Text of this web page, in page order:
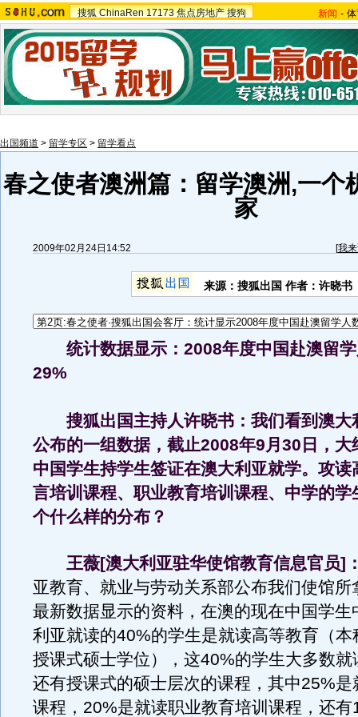
搜狐 ChinaRen 17173 焦点房地产 搜狗 新闻 -
出国频道 > 留学专区 > 留学看点
春之使者澳洲篇：留学澳洲,一个
家
2009年02月24日14:52 [我
来源：搜狐出国 作者：许晓书
统计数据显示：2008年度中国赴澳留学
29%
搜狐出国主持人许晓书：我们看到澳大
公布的一组数据，截止2008年9月30日，大
中国学生持学生签证在澳大利亚就学。攻读
言培训课程、职业教育培训课程、中学的学
个什么样的分布？
王薇[澳大利亚驻华使馆教育信息官员]
亚教育、就业与劳动关系部公布我们使馆
最新数据显示的资料，在澳的现在中国学生
利亚就读的40%的学生是就读高等教育（本
授课式硕士学位），这40%的学生大多数就
还有授课式的硕士层次的课程，其中25%是
课程，20%是就读职业教育培训课程，还